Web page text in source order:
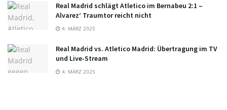
Real Madrid schlägt Atletico im Bernabeu 2:1 –
Alvarez‘ Traumtor reicht nicht
4. MÄRZ 2025
Real Madrid vs. Atletico Madrid: Übertragung im TV
und Live-Stream
4. MÄRZ 2025